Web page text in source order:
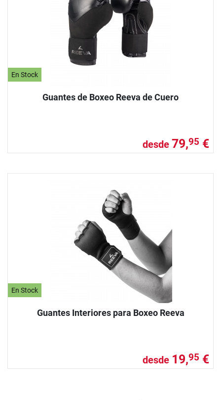
En Stock
Guantes de Boxeo Reeva de Cuero
desde 79,95 €
En Stock
Guantes Interiores para Boxeo Reeva
desde 19,95 €